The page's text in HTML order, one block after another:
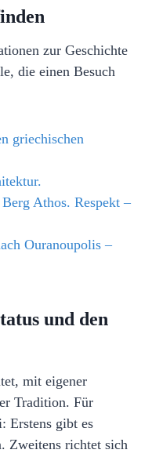
zur Geschichte
die einen Besuch
griechischen
Athos. Respekt –
Ouranoupolis –
und den
mit eigener
Tradition. Für
Erstens gibt es
Zweitens richtet sich